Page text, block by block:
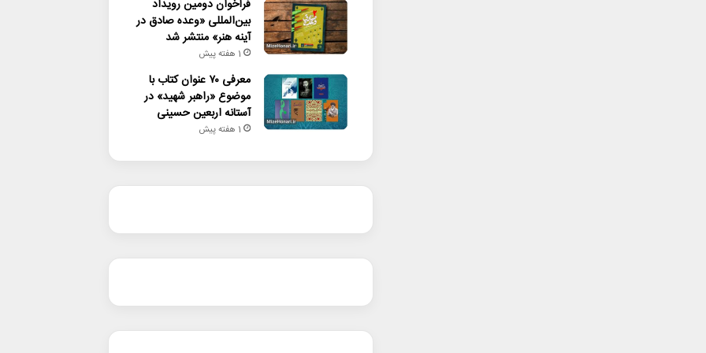
فراخوان دومین رویداد
بین‌المللی «وعده صادق در
آینه هنر» منتشر شد
1 هفته پیش
معرفی ۷۰ عنوان کتاب با
موضوع «راهبر شهید» در
آستانه اربعین حسینی
1 هفته پیش